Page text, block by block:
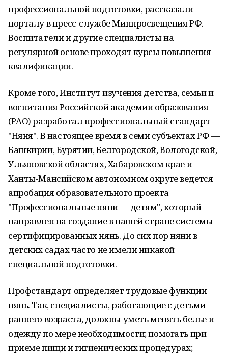
профессиональной подготовки, рассказали
порталу в пресс-службе Минпросвещения РФ.
Воспитатели и другие специалисты на
регулярной основе проходят курсы повышения
квалификации.
Кроме того, Институт изучения детства, семьи и
воспитания Российской академии образования
(РАО) разработал профессиональный стандарт
"Няня". В настоящее время в семи субъектах РФ —
Башкирии, Бурятии, Белгородской, Вологодской,
Ульяновской областях, Хабаровском крае и
Ханты-Мансийском автономном округе ведется
апробация образовательного проекта
"Профессиональные няни — детям", который
направлен на создание в нашей стране системы
сертифицированных нянь. До сих пор няни в
детских садах часто не имели никакой
специальной подготовки.
Профстандарт определяет трудовые функции
нянь. Так, специалисты, работающие с детьми
раннего возраста, должны уметь менять белье и
одежду по мере необходимости; помогать при
приеме пищи и гигиенических процедурах;